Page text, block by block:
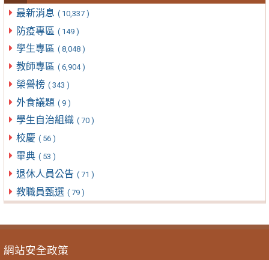
最新消息 ( 10,337 )
防疫專區 ( 149 )
學生專區 ( 8,048 )
教師專區 ( 6,904 )
榮譽榜 ( 343 )
外食議題 ( 9 )
學生自治組織 ( 70 )
校慶 ( 56 )
畢典 ( 53 )
退休人員公告 ( 71 )
教職員甄選 ( 79 )
網站安全政策